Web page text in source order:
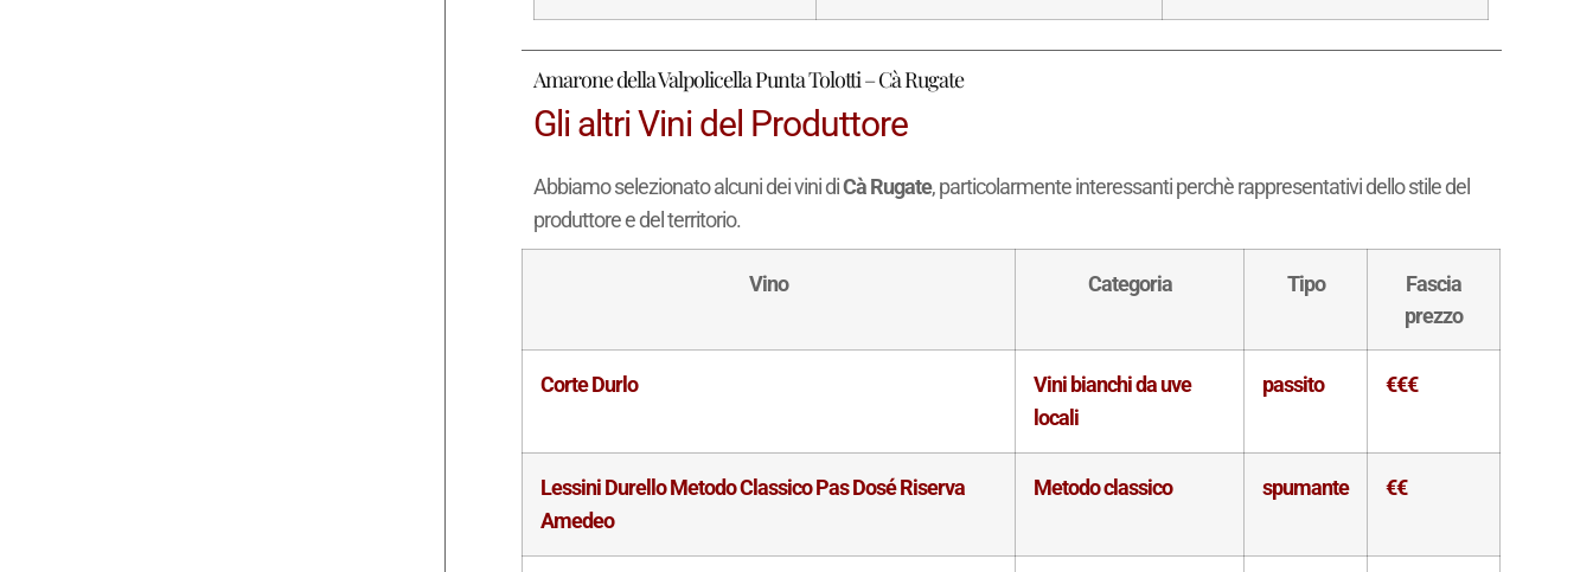
Amarone della Valpolicella Punta Tolotti – Cà Rugate
Gli altri Vini del Produttore
Abbiamo selezionato alcuni dei vini diCà Rugate, particolarmente interessanti perchè rappresentativi dello stile del
produttore e del territorio.
Vino Categoria Tipo
Fascia
prezzo
Corte Durlo
Vini bianchi da uve
locali
passito €€€
Lessini Durello Metodo Classico Pas Dosé Riserva
Amedeo
Metodo classico spumante €€